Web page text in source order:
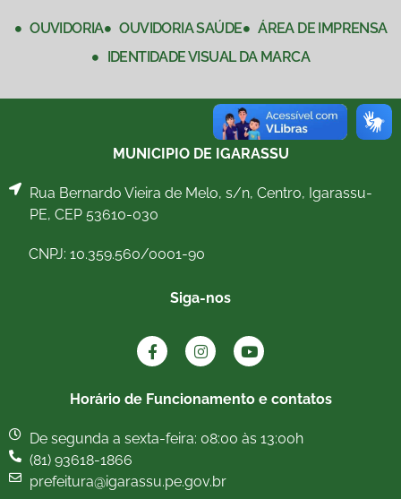
OUVIDORIA OUVIDORIA SAÚDE
ÁREA DE IMPRENSA
IDENTIDADE VISUAL DA MARCA
MUNICIPIO DE IGARASSU
Rua Bernardo Vieira de Melo, s/n, Centro, Igarassu-
PE, CEP 53610-030
CNPJ: 10.359.560/0001-90
Siga-nos
Horário de Funcionamento e contatos
De segunda a sexta-feira: 08:00 às 13:00h
(81) 93618-1866
prefeitura@igarassu.pe.gov.br